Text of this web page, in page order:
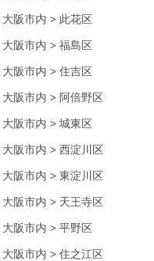
大阪市内 > 此花区
大阪市内 >福島区
大阪市内 >住吉区
大阪市内 >阿倍野区
大阪市内 >城東区
大阪市内 >西淀川区
大阪市内 >東淀川区
大阪市内 > 天王寺区
大阪市内 >平野区
大阪市内 >住之江区